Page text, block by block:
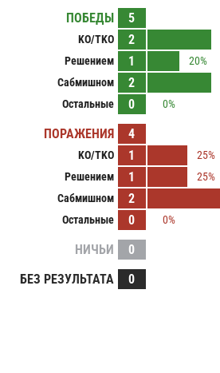
ПОБЕДЫ
5
KO/TKO 2
Решением
1
20%
Сабмишном
2
Остальные
0 0%
ПОРАЖЕНИЯ 4
KO/TKO 1
25%
Решением
1
25%
Сабмишном
2
Остальные
0 0%
НИЧЬИ
0
БЕЗ РЕЗУЛЬТАТА
0